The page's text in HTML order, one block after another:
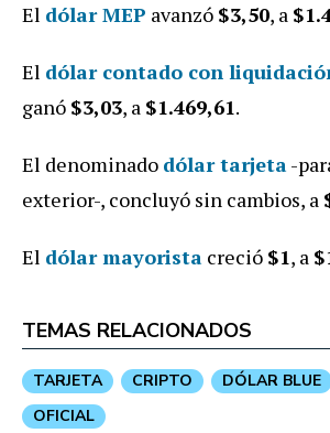
El dólar MEP avanzó $3,50, a
El dólar contado con
ganó $3,03, a $1.469,61.
El denominado dólar tarjeta-
exterior-, concluyó sin cambios, a
El dólar mayorista creció $1, a
TEMAS RELACIONADOS
TARJETA CRIPTO DÓLAR BLUE
OFICIAL